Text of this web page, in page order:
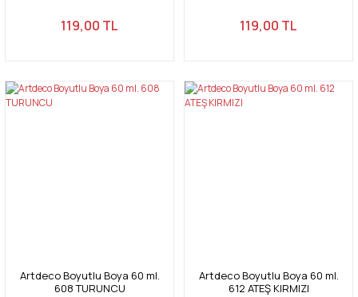
119,00 TL 119,00 TL
Artdeco Boyutlu Boya 60 ml.
608 TURUNCU
Artdeco Boyutlu Boya 60 ml.
612 ATEŞ KIRMIZI